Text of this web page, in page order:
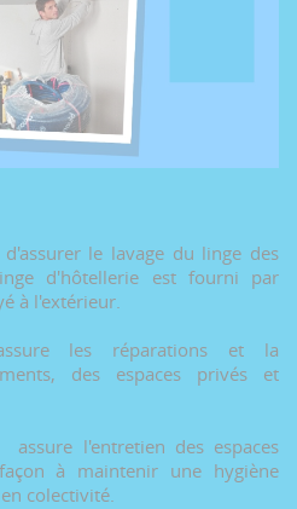
le lavage du linge des
d'hôtellerie est fourni par
à l'extérieur.
les réparations et la
des espaces privés et
l'entretien des espaces
à maintenir une hygiène
colectivité.